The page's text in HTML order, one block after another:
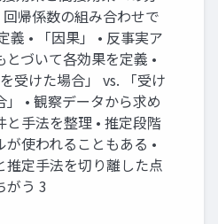
回帰係数の組み合わせで
義 • 「因果」 • 反事実ア
とづいて各効果を定義 •
受けた場合」 vs. 「受け
」 • 観察データから求め
と手法を整理 • 推定段階
が使われることもある •
推定手法を切り離した点
がう 3